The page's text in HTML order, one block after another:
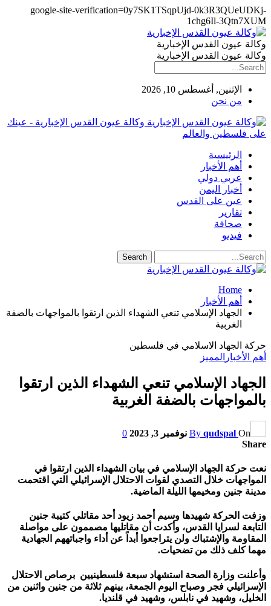
google-site-verification=0y7SK1TSqpUjd-0k3R3QUeUDKj-
1chg6Il-3Qtn7XUM
وكالة عيون القدس الإخبارية
وكالة عيون القدس الإخبارية
الإثنين, أغسطس 10, 2026
من نحن
وكالة عيون القدس الإخبارية - عينك
على فلسطين والعالم
الرئيسية
أهم الأخبار
عربي دولي
أخبار اليمن
عين على القدس
تقارير
صحافة
فيديو
Home
أهم الأخبار
الجهاد الإسلامي تنعي الشهداء الذين ارتقوا بالمواجهات بالضفة
الغربية
حركة الجهاد الاسلامي في فلسطين
أهم الأخبار المميز
الجهاد الإسلامي تنعي الشهداء الذين ارتقوا
بالمواجهات بالضفة الغربية
By qudspal On نوفمبر 3, 2023
0
Share
نعت حركة الجهاد الإسلامي في بيان الشهداء الذين ارتقوا في
المواجهات خلال التصدي لقوات الاحتلال الإسرائيلي التي اقتحمت
مدينة جنين ومخيمها الليلة الماضية.
وزفت الحركة شهيدها وسيم أحمد زيود أحد مقاتلي كتيبة جنين
التابعة لسرايا القدس، وأكدت أن مقاتليها مصممون على مواصلة
المقاومة والإشتباك ولن يتراجعوا أبداً عن أداء واجباتههم الجهادية
مهما كلف ذلك من تضحيات.
وأعلنت وزارة الصحة استشهاد سبعة فلسطينيين برصاص الاحتلال
الإسرائيلي فجر وصباح اليوم الجمعة، بينهم ثلاثة من جنين واثنين من
الخليل، وشهيد في نابلس، وشهيد في قلنديا.